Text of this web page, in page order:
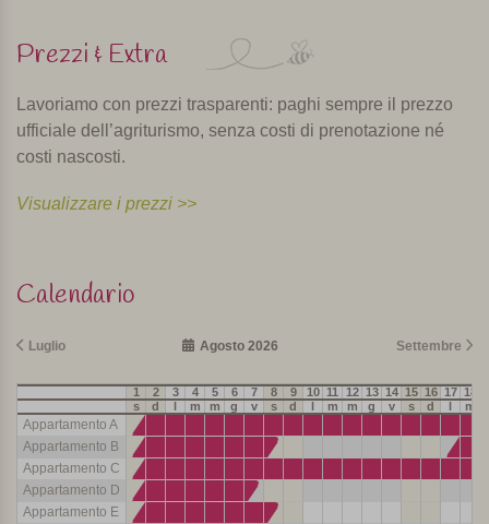
Prezzi & Extra
Lavoriamo con prezzi trasparenti: paghi sempre il prezzo
ufficiale dell’agriturismo, senza costi di prenotazione né
costi nascosti.
Visualizzare i prezzi >>
Calendario
Luglio Agosto 2026 Settembre
1 2 3 4 5 6 7 8 9 10 11 12 13 14 15 16 17 18
s
d l m m g v s d l m m g v s d l m
Appartamento A
Appartamento B
Appartamento C
Appartamento D
Appartamento E